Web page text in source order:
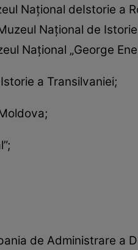
Naţional deIstorie a
Naţional de
Naţional „George
a Transilvaniei;
de Administrare a